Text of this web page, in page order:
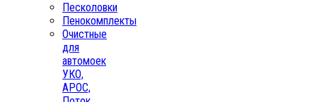
Песколовки
Пенокомплекты
Очистные
для
автомоек
УКО,
АРОС,